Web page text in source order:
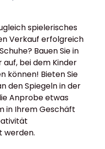
spielerisches
Verkauf erfolgreich
Bauen Sie in
auf, bei dem Kinder
können! Bieten Sie
den Spiegeln in der
Anprobe etwas
in Ihrem Geschäft
werden.